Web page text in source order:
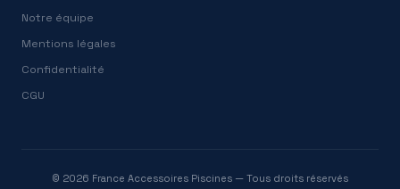
Notre équipe
Mentions légales
Confidentialité
CGU
© 2026 France Accessoires Piscines — Tous droits réservés